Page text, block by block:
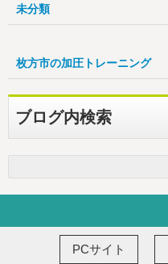
未分類
枚方市の加圧トレーニング
ブログ内検索
PCサイト